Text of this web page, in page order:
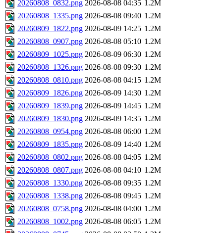
20260808_0832.png 2026-08-08 04:35 1.2M
20260808_1335.png 2026-08-08 09:40 1.2M
20260809_1822.png 2026-08-09 14:25 1.2M
20260808_0907.png 2026-08-08 05:10 1.2M
20260809_1025.png 2026-08-09 06:30 1.2M
20260808_1326.png 2026-08-08 09:30 1.2M
20260808_0810.png 2026-08-08 04:15 1.2M
20260809_1826.png 2026-08-09 14:30 1.2M
20260809_1839.png 2026-08-09 14:45 1.2M
20260809_1830.png 2026-08-09 14:35 1.2M
20260808_0954.png 2026-08-08 06:00 1.2M
20260809_1835.png 2026-08-09 14:40 1.2M
20260808_0802.png 2026-08-08 04:05 1.2M
20260808_0807.png 2026-08-08 04:10 1.2M
20260808_1330.png 2026-08-08 09:35 1.2M
20260808_1338.png 2026-08-08 09:45 1.2M
20260808_0758.png 2026-08-08 04:00 1.2M
20260808_1002.png 2026-08-08 06:05 1.2M